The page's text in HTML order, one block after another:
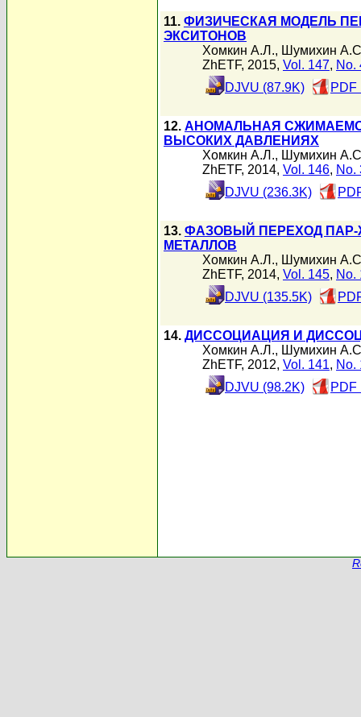
11. ФИЗИЧЕСКАЯ МОДЕЛЬ
ЭКСИТОНОВ
Хомкин А.Л., Шумихин
ZhETF, 2015, Vol. 147, No.
DJVU (87.9K)
PDF
12. АНОМАЛЬНАЯ
ВЫСОКИХ ДАВЛЕНИЯХ
Хомкин А.Л., Шумихин
ZhETF, 2014, Vol. 146, No.
DJVU (236.3K)
13. ФАЗОВЫЙ ПЕРЕХОД ПАР-
МЕТАЛЛОВ
Хомкин А.Л., Шумихин
ZhETF, 2014, Vol. 145, No.
DJVU (135.5K)
14. ДИССОЦИАЦИЯ И
Хомкин А.Л., Шумихин
ZhETF, 2012, Vol. 141, No.
DJVU (98.2K)
PDF